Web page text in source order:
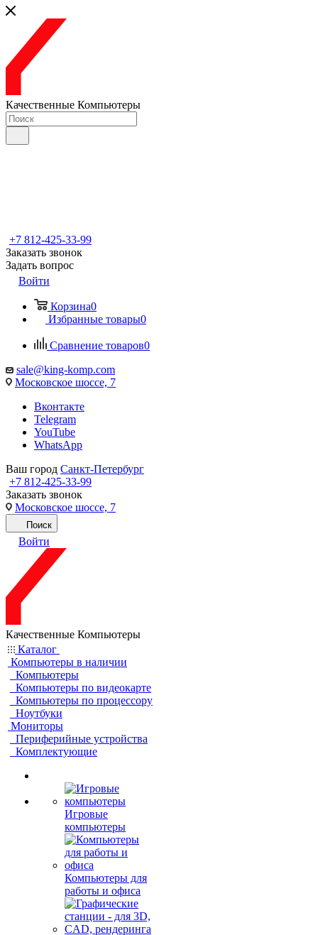
Качественные Компьютеры
+7 812-425-33-99
Заказать звонок
Задать вопрос
Войти
Корзина0
Избранные товары0
Сравнение товаров0
sale@king-komp.com
Московское шоссе, 7
Вконтакте
Telegram
YouTube
WhatsApp
Ваш город Санкт-Петербург
+7 812-425-33-99
Заказать звонок
Московское шоссе, 7
Поиск
Войти
Качественные Компьютеры
Каталог
Компьютеры в наличии
Компьютеры
Компьютеры по видеокарте
Компьютеры по процессору
Ноутбуки
Мониторы
Периферийные устройства
Комплектующие
Игровые
компьютеры
Компьютеры для
работы и офиса